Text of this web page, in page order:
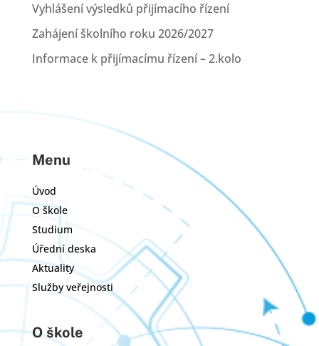
Vyhlášení výsledků přijímacího řízení
Zahájení školního roku 2026/2027
Informace k přijímacímu řízení – 2.kolo
Menu
Úvod
O škole
Studium
Úřední deska
Aktuality
Služby veřejnosti
O škole